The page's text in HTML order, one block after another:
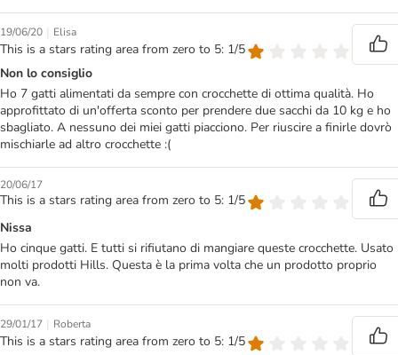
19/06/20 | Elisa
This is a stars rating area from zero to 5: 1/5
Non lo consiglio
Ho 7 gatti alimentati da sempre con crocchette di ottima qualità. Ho
approfittato di un'offerta sconto per prendere due sacchi da 10 kg e ho
sbagliato. A nessuno dei miei gatti piacciono. Per riuscire a finirle dovrò
mischiarle ad altro crocchette :(
20/06/17
This is a stars rating area from zero to 5: 1/5
Nissa
Ho cinque gatti. E tutti si rifiutano di mangiare queste crocchette. Usato
molti prodotti Hills. Questa è la prima volta che un prodotto proprio
non va.
29/01/17 | Roberta
This is a stars rating area from zero to 5: 1/5